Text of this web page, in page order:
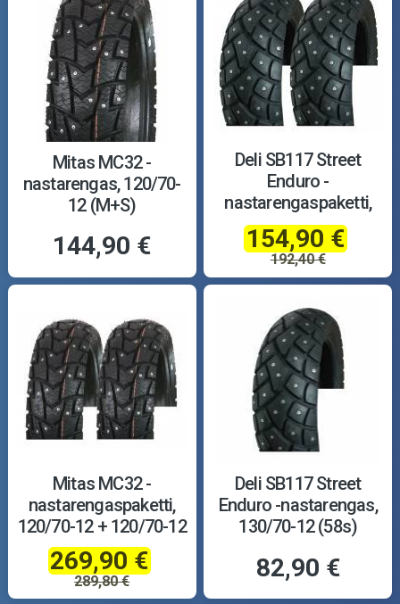
Mitas MC32 -
nastarengas, 120/70-
12 (M+S)
144,90 €
Deli SB117 Street
Enduro -
nastarengaspaketti,
120/70-12 + 130/70-12
154,90 €
192,40 €
Mitas MC32 -
nastarengaspaketti,
120/70-12 + 120/70-12
269,90 €
289,80 €
Deli SB117 Street
Enduro -nastarengas,
130/70-12 (58s)
82,90 €